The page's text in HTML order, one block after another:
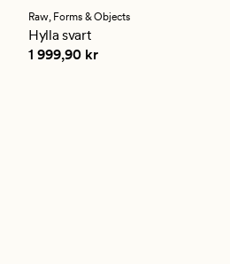
ett
genomsnittligt
betyg
på
Raw, Forms & Objects
Hylla svart
Pris 1 999,90 kr
1 999,90 kr